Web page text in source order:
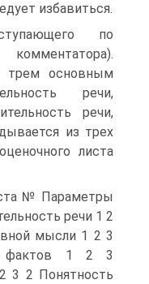
избавиться.
по
трем основным
речи,
речи,
из трех
листа
№ Параметры
речи 1 2
мысли 1 2 3
фактов 1 2 3
3 2 Понятность